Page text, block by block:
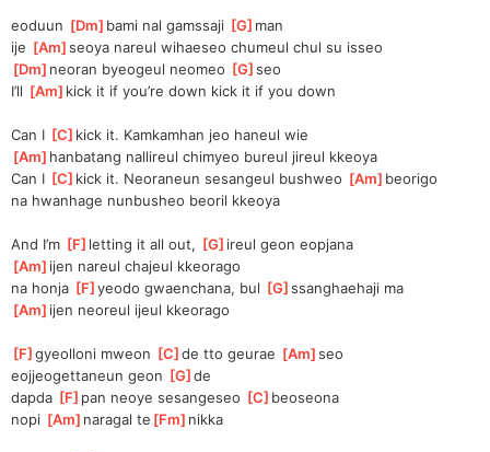
eoduun [Dm ]bami nal gamssaji [G ]man
ije [Am ]
seoya nareul wihaeseo chumeul chul su isseo
[Dm ]neoran byeogeul neomeo [G ]
seo
I’ll [Am ]kick it if you’re down kick it if you down
Can I [C ]kick it. Kamkamhan jeo haneul wie
[Am ]hanbatang nallireul chimyeo bureul jireul kkeoya
Can I [C ]kick it. Neoraneun sesangeul bushweo [Am ]beorigo
na hwanhage nunbusheo beoril kkeoya
And I’m [F ]letting it all out, [G ]ireul geon eopjana
[Am ]ijen nareul chajeul kkeorago
na honja [F ]
yeodo gwaenchana, bul [G ]
ssanghaehaji ma
[Am ]ijen neoreul ijeul kkeorago
[F ]
gyeolloni mweon [C ]
de tto geurae [Am ]
seo
eojjeogettaneun geon [G ]
de
dapda [F ]pan neoye sesangeseo [C ]beoseona
nopi [Am ]naragal te [Fm ]nikka